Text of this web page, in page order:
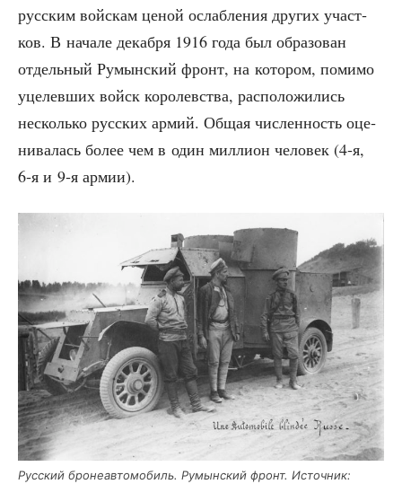
рус­ским вой­скам ценой ослаб­ле­ния дру­гих участ­
ков. В нача­ле декаб­ря 1916 года был обра­зо­ван
отдель­ный Румын­ский фронт, на кото­ром, поми­мо
уце­лев­ших войск коро­лев­ства, рас­по­ло­жи­лись
несколь­ко рус­ских армий. Общая чис­лен­ность оце­
ни­ва­лась более чем в один мил­ли­он чело­век (4‑я,
6‑я и 9‑я армии).
Рус­ский бро­не­ав­то­мо­биль. Румын­ский фронт. Источ­ник: